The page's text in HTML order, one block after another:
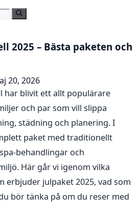
2025 – Bästa paketen och
20, 2026
har blivit ett allt populärare
och par som vill slippa
städning och planering. I
paket med traditionellt
behandlingar och
Här går vi igenom vilka
erbjuder julpaket 2025, vad som
bör tänka på om du reser med